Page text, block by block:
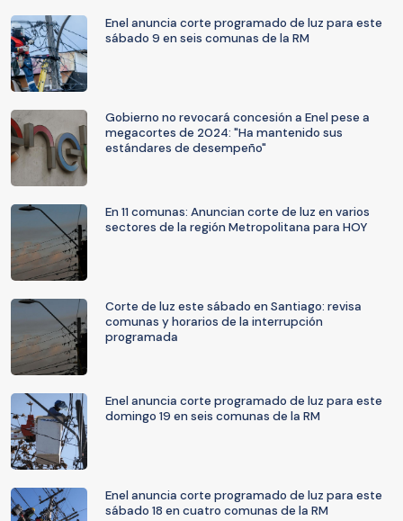
Enel anuncia corte programado de luz para este
sábado 9 en seis comunas de la RM
Gobierno no revocará concesión a Enel pese a
megacortes de 2024: "Ha mantenido sus
estándares de desempeño"
En 11 comunas: Anuncian corte de luz en varios
sectores de la región Metropolitana para HOY
Corte de luz este sábado en Santiago: revisa
comunas y horarios de la interrupción
programada
Enel anuncia corte programado de luz para este
domingo 19 en seis comunas de la RM
Enel anuncia corte programado de luz para este
sábado 18 en cuatro comunas de la RM